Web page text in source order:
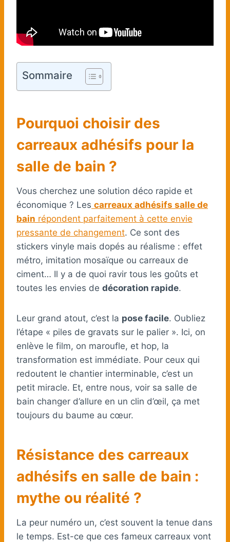
Sommaire
Pourquoi choisir des
carreaux adhésifs pour la
salle de bain ?
Vous cherchez une solution déco rapide et
économique ? Les carreaux adhésifs salle de
bain répondent parfaitement à cette envie
pressante de changement. Ce sont des
stickers vinyle mais dopés au réalisme : effet
métro, imitation mosaïque ou carreaux de
ciment… Il y a de quoi ravir tous les goûts et
toutes les envies de décoration rapide.
Leur grand atout, c’est la pose facile. Oubliez
l’étape « piles de gravats sur le palier ». Ici, on
enlève le film, on maroufle, et hop, la
transformation est immédiate. Pour ceux qui
redoutent le chantier interminable, c’est un
petit miracle. Et, entre nous, voir sa salle de
bain changer d’allure en un clin d’œil, ça met
toujours du baume au cœur.
Résistance des carreaux
adhésifs en salle de bain :
mythe ou réalité ?
La peur numéro un, c’est souvent la tenue dans
le temps. Est-ce que ces fameux carreaux vont